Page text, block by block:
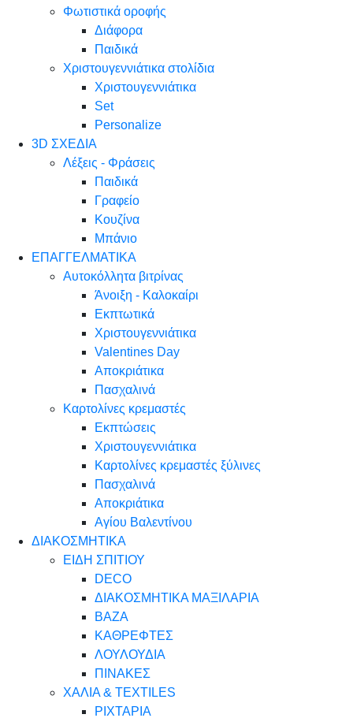
Φωτιστικά οροφής
Διάφορα
Παιδικά
Χριστουγεννιάτικα στολίδια
Χριστουγεννιάτικα
Set
Personalize
3D ΣΧΕΔΙΑ
Λέξεις - Φράσεις
Παιδικά
Γραφείο
Κουζίνα
Μπάνιο
ΕΠΑΓΓΕΛΜΑΤΙΚΑ
Αυτοκόλλητα βιτρίνας
Άνοιξη - Καλοκαίρι
Εκπτωτικά
Χριστουγεννιάτικα
Valentines Day
Αποκριάτικα
Πασχαλινά
Καρτολίνες κρεμαστές
Εκπτώσεις
Χριστουγεννιάτικα
Καρτολίνες κρεμαστές ξύλινες
Πασχαλινά
Αποκριάτικα
Αγίου Βαλεντίνου
ΔΙΑΚΟΣΜΗΤΙΚΑ
ΕΙΔΗ ΣΠΙΤΙΟΥ
DECO
ΔΙΑΚΟΣΜΗΤΙΚΑ ΜΑΞΙΛΑΡΙΑ
ΒΑΖΑ
ΚΑΘΡΕΦΤΕΣ
ΛΟΥΛΟΥΔΙΑ
ΠΙΝΑΚΕΣ
ΧΑΛΙΑ & TEXTILES
ΡΙΧΤΑΡΙΑ